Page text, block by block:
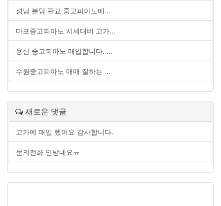
성남 분당 판교 중고피아노매...
마포중고피아노 시세대비 고가...
용산 중고피아노 매입합니다. ...
수원중고피아노 매매 잘하는 ...
새로운 댓글
고가에 매입 했어요 감사합니다.
문의전화 안받네요ㅠ